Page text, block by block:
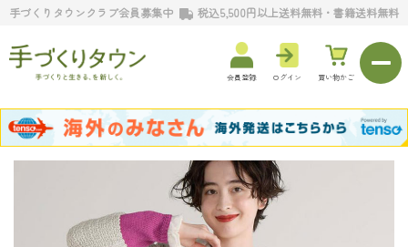
手づくりタウンクラブ会員募集中 税込5,500円以上送料無料・書籍送料無料
会員登録 ログイン 買い物かご